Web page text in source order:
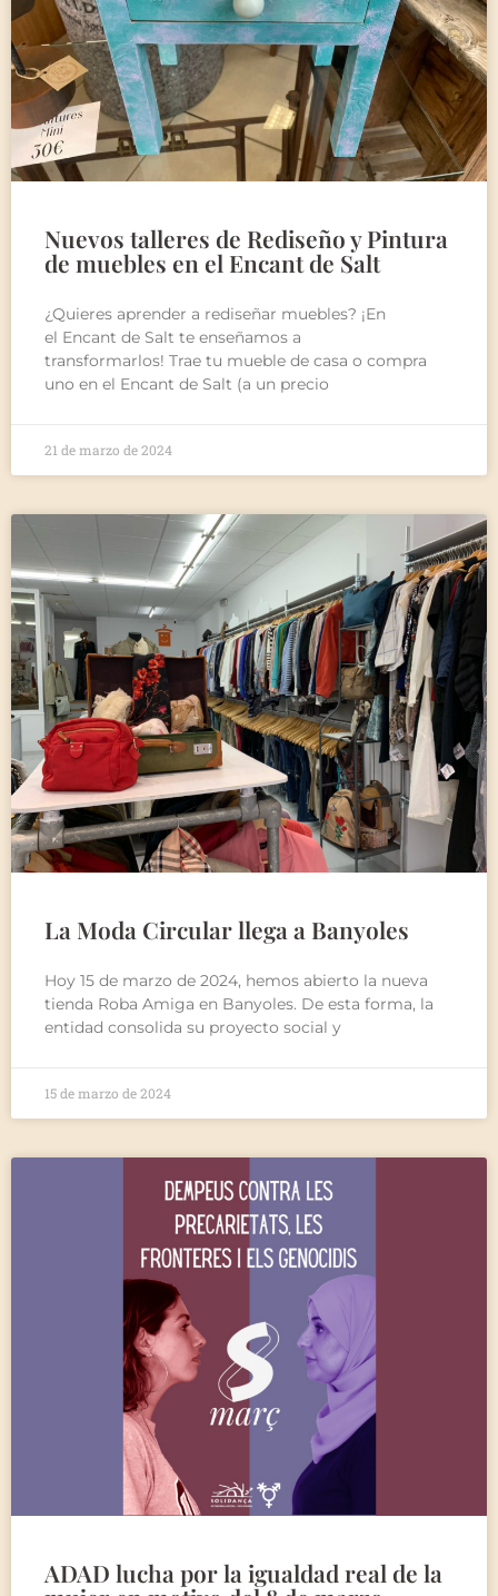
Nuevos talleres de Rediseño y Pintura
de muebles en el Encant de Salt
¿Quieres aprender a rediseñar muebles? ¡En
el Encant de Salt te enseñamos a
transformarlos! Trae tu mueble de casa o compra
uno en el Encant de Salt (a un precio
21 de marzo de 2024
La Moda Circular llega a Banyoles
Hoy 15 de marzo de 2024, hemos abierto la nueva
tienda Roba Amiga en Banyoles. De esta forma, la
entidad consolida su proyecto social y
15 de marzo de 2024
ADAD lucha por la igualdad real de la